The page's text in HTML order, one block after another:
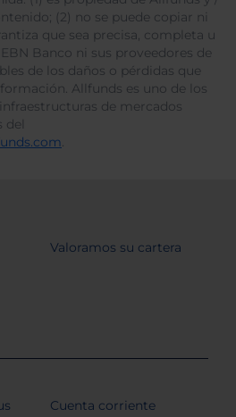
(2) no se puede copiar ni
que sea precisa, completa u
Banco ni sus proveedores de
de los daños o pérdidas que
Allfunds es uno de los
de mercados
.
Valoramos su cartera
Cuenta corriente